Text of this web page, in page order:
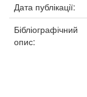
Дата публікації:
Бібліографічний
опис: